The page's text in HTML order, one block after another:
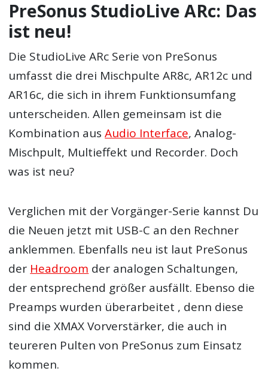
PreSonus StudioLive ARc: Das
ist neu!
Die StudioLive ARc Serie von PreSonus
umfasst die drei Mischpulte AR8c, AR12c und
AR16c, die sich in ihrem Funktionsumfang
unterscheiden. Allen gemeinsam ist die
Kombination ausAudio Interface, Analog-
Mischpult, Multieffekt und Recorder. Doch
was ist neu?
Verglichen mit der Vorgänger-Serie kannst Du
die Neuen jetzt mit USB-C an den Rechner
anklemmen. Ebenfalls neu ist laut PreSonus
der Headroom der analogen Schaltungen,
der entsprechend größer ausfällt. Ebenso die
Preamps wurden überarbeitet , denn diese
sind die XMAX Vorverstärker, die auch in
teureren Pulten von PreSonus zum Einsatz
kommen.